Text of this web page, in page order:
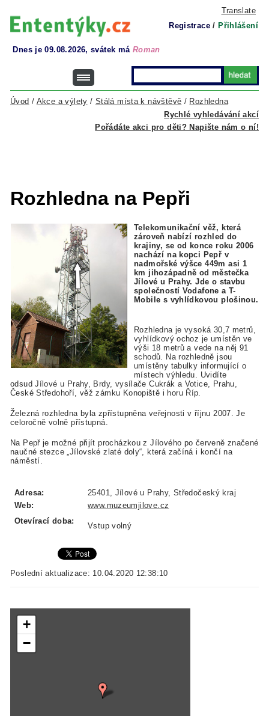
Translate
Registrace / Přihlášení
Dnes je 09.08.2026, svátek má Roman
Rychlé vyhledávání akcí
Úvod / Akce a výlety / Stálá místa k návštěvě / Rozhledna
Pořádáte akci pro děti? Napište nám o ní!
Rozhledna na Pepři
Telekomunikační věž, která
zároveň nabízí rozhled do
krajiny, se od konce roku 2006
nachází na kopci Pepř v
nadmořské výšce 449m asi 1
km jihozápadně od městečka
Jílové u Prahy. Jde o stavbu
společností Vodafone a T-
Mobile s vyhlídkovou plošinou.
Rozhledna je vysoká 30,7 metrů,
vyhlídkový ochoz je umístěn ve
výši 18 metrů a vede na něj 91
schodů. Na rozhledně jsou
umístěny tabulky informující o
místech výhledu. Uvidíte
odsud Jílové u Prahy, Brdy, vysílače Cukrák a Votice, Prahu,
České Středohoří, věž zámku Konopiště i horu Říp.
Železná rozhledna byla zpřístupněna veřejnosti v říjnu 2007. Je
celoročně volně přístupná.
Na Pepř je možné přijít procházkou z Jílového po červeně značené
naučné stezce „Jílovské zlaté doly“, která začíná i končí na
náměstí.
Adresa:
25401, Jílové u Prahy, Středočeský kraj
Web:
www.muzeumjilove.cz
Otevírací doba:
Vstup volný
Poslední aktualizace: 10.04.2020 12:38:10
+
−